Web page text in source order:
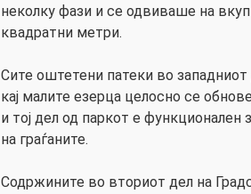
неколку фази и се одвиваше на
квадратни метри.
Сите оштетени патеки во
кај малите езерца целосно се
и тој дел од паркот е функционален
на граѓаните.
Содржините во вториот дел на